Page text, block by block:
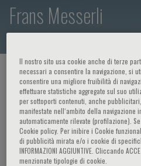
Frans Messerli
HOME PAGE / CORSI ED EVENTI
Frans Messerli
Il nostro sito usa cookie anche di terze
necessari a consentire la navigazione, si
consentire una migliore fruibilità di
effettuare statistiche aggregate sul suo
per sottoporti contenuti, anche
manifestate nell‘ambito della navigazione
automaticamente rilevate (profilazione).
Cookie policy. Per inibire i Cookie
di pubblicità mirata e/o i cookie di
INFORMAZIONI AGGIUNTIVE. Cliccando
menzionate tipologie di cookie.